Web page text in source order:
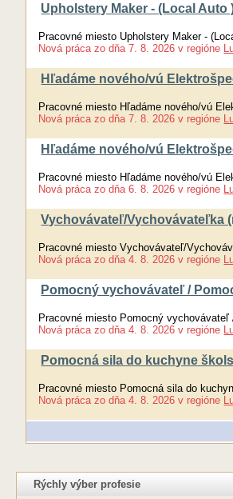
Upholstery Maker - (Local
Pracovné miesto Upholstery Maker -
Nová práca zo dňa 7. 8. 2026 v regióne
Hľadáme nového/vú
Pracovné miesto Hľadáme nového/vú
Nová práca zo dňa 7. 8. 2026 v regióne
Hľadáme nového/vú
Pracovné miesto Hľadáme nového/vú
Nová práca zo dňa 6. 8. 2026 v regióne
Vychovávateľ/Vychovávateľka
Pracovné miesto Vychovávateľ/
Nová práca zo dňa 4. 8. 2026 v regióne
Pomocný vychovávateľ /
Pracovné miesto Pomocný
Nová práca zo dňa 4. 8. 2026 v regióne
Pomocná sila do kuchyne
Pracovné miesto Pomocná sila do
Nová práca zo dňa 4. 8. 2026 v regióne
Rýchly výber profesie